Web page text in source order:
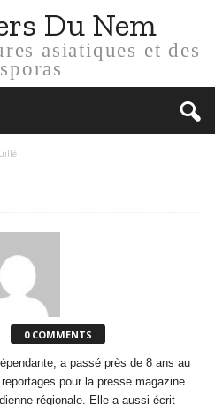
Du Nem
asiatiques et des
0 COMMENTS
a passé près de 8 ans au
pour la presse magazine
régionale. Elle a aussi écrit